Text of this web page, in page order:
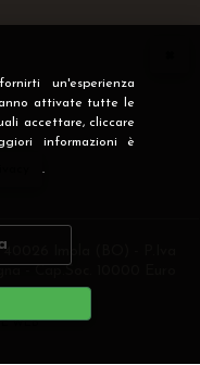
un'esperienza
attivate tutte le
accettare, cliccare
informazioni è
.
Imola (BO) - P.Iva
WEB